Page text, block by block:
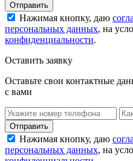
Нажимая кнопку, даю
персональных данных, на
конфиденциальности.
Оставить заявку
Оставьте свои контактные
с вами
Нажимая кнопку, даю
персональных данных, на